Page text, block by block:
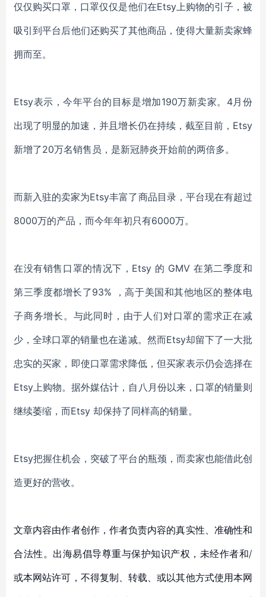
仅仅购买口罩，口罩仅仅是他们在Etsy上购物的引子，被
吸引到平台后他们还购买了其他商品，使得大量新卖家蜂
拥而至。
Etsy表示，今年平台的目标是增加190万新卖家。4月份
出现了明显的加速，并且增长仍在持续，截至目前，Etsy
新增了20万名销售员，是新冠肺炎开始前的两倍多。
而新入驻的卖家为Etsy丰富了商品目录，平台现在有超过
8000万的产品， 而今年年初只有6000万。
在没有销售口罩的情况下 ， Etsy 的 GMV 在第二季度和
第三季度都增长了93%
，高于美国和其他地区的整体电
子商务增长。与此同时，由于人们对口罩的需求正在减
少 ，全球口罩的销量也在递减。然而Etsy却留下了一大批
忠实的买家，即使口罩需求降低，但买家表示仍会选择在
Etsy上购物。据外媒估计，自八月份以来， 口罩的销量则
继续萎缩 ， 而Etsy 却保持了同样高的销量。
Etsy把握住机会，突破了平台的瓶颈，而卖家也能借此创
造更好的营收。
文章内容由作者创作，作者负责内容的真实性、准确性和
合法性。出海易倡导尊重与保护知识产权，未经作者和/
或本网站许可，不得复制、转载、或以其他方式使用本网